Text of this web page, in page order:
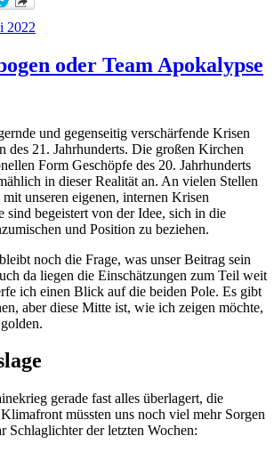
2022
oder Team Apokalypse
und gegenseitig verschärfende Krisen
des 21. Jahrhunderts. Die großen Kirchen
Form Geschöpfe des 20. Jahrhunderts
in dieser Realität an. An vielen Stellen
unseren eigenen, internen Krisen
sind begeistert von der Idee, sich in die
und Position zu beziehen.
noch die Frage, was unser Beitrag sein
da liegen die Einschätzungen zum Teil weit
ich einen Blick auf die beiden Pole. Es gibt
aber diese Mitte ist, wie ich zeigen möchte,
gerade fast alles überlagert, die
müssten uns noch viel mehr Sorgen
Schlaglichter der letzten Wochen: